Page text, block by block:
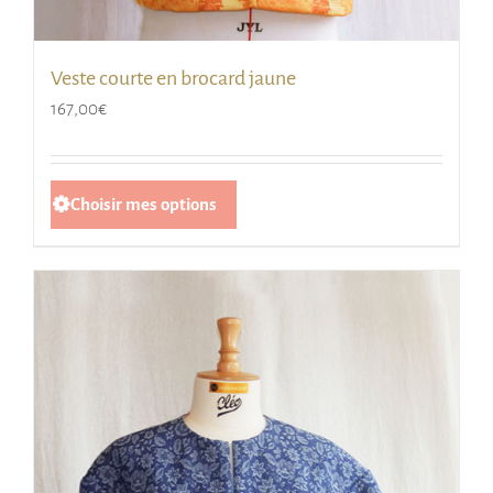
Veste courte en brocard jaune
167,00€
Choisir mes options
produit
variations.
Les
options
peuvent
être
choisies